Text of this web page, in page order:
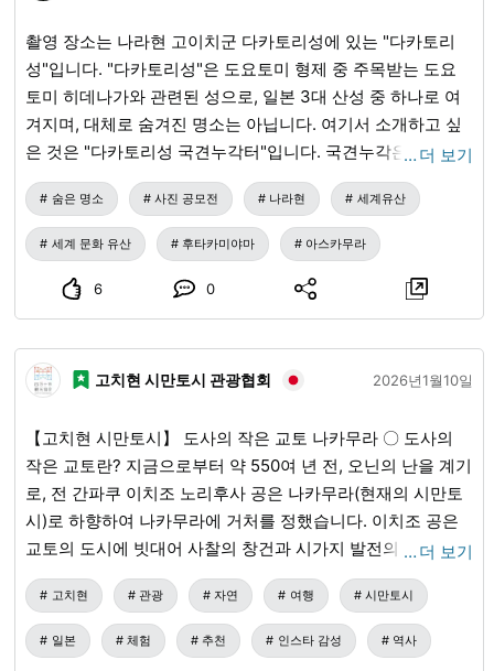
촬영 장소는 나라현 고이치군 다카토리성에 있는 "다카토리
성"입니다. "다카토리성"은 도요토미 형제 중 주목받는 도요
토미 히데나가와 관련된 성으로, 일본 3대 산성 중 하나로 여
겨지며, 대체로 숨겨진 명소는 아닙니다. 여기서 소개하고 싶
은 것은 "다카토리성 국견누각터"입니다. 국견누각은 앞으로
세계유산이 될 "아스카·후지와라의 궁도"를 한눈에 볼 수 있는
스팟입니다. 이 사진에는 "우네비야마 (산 기슭에 신무 천황릉
이 있음)", "후지와라 고분", "아스카촌", "후타가미산(나라현민
에게 고도 나라의 상징)"가 담겨 있습니다. 조건이 좋으면 "교
토 비에이산"과 "고베 롯코산"도 보인다고 합니다. 특히 일몰
에서 트와일라이트 시간대의 경치는 훌륭합니다. 혹시 눈치채
신 분이 계신가요? 후타가미산의 오른쪽 먼 곳에 오사카의 고
층 빌딩이 보입니다. 그 빌딩 중 하나가 "아베노 하르카스"입
니다. "다카토리성터"에 가려면 산길 하이킹이 필요합니다. 정
보를 확인한 후, 짧은 거리의 산행에 적합한 복장 등의 장비를
준비해 즐기시기 바랍니다. 또한, 다카토리성은 조명 시설이
없어 야간에는 칠흙 같은 어둠이 되어 위험합니다. 헤드라이
트 등의 조명 장비도 필요합니다. 작년에는 다카토리 뉴투어
리즘 협회가 나이트 워크 투어를 개최했습니다. 이러한 이벤
트의 이용도 고려해 보시기 바랍니다.
… 더 보기
숨은 명소 사진 공모전 나라현 세계유산
세계 문화 유산 후타카미야마 아스카무라
6 0
고치현 시만토시 관광협회 2026년1월10일
【고치현 시만토시】 도사의 작은 교토 나카무라 〇 도사의
작은 교토란? 지금으로부터 약 550여 년 전, 오닌의 난을 계기
로, 전 간파쿠 이치조 노리후사 공은 나카무라(현재의 시만토
시)로 하향하여 나카무라에 거처를 정했습니다. 이치조 공은
교토의 도시에 빗대어 사찰의 창건과 시가지 발전의 초석을
만들었습니다. ※간파쿠… 공가의 최고위로 천황을 보좌하는
관직 교토에서 많은 문화를 가져온 이치조 공의 하향은 지역
의 긍지를 키웠고, 지금도 기온, 교마치, 가모가와, 히가시야마
등 교토와 관련된 지명과 유래가 있는 신사가 많이 남아 있습
… 더 보기
고치현 관광 자연 여행 시만토시
일본 체험 추천 인스타 감성 역사